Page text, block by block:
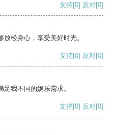
支持[0] 反对[0]
松身心，享受美好时光。
支持[0] 反对[0]
我不同的娱乐需求。
支持[0] 反对[0]